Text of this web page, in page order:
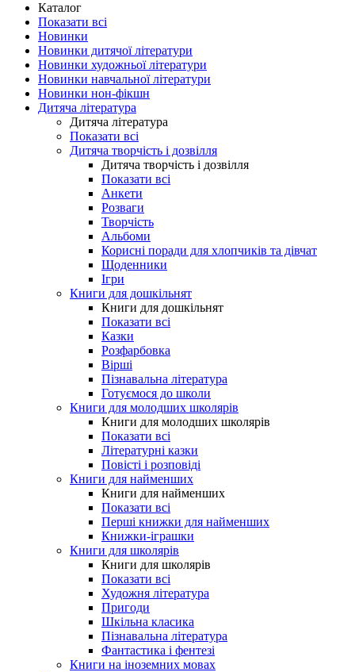
Каталог
Показати всі
Новинки
Новинки дитячої літератури
Новинки художньої літератури
Новинки навчальної літератури
Новинки нон-фікшн
Дитяча література
Дитяча література
Показати всі
Дитяча творчість і дозвілля
Дитяча творчість і дозвілля
Показати всі
Анкети
Розваги
Творчість
Альбоми
Корисні поради для хлопчиків та дівчат
Щоденники
Ігри
Книги для дошкільнят
Книги для дошкільнят
Показати всі
Казки
Розфарбовка
Вірші
Пізнавальна література
Готуємося до школи
Книги для молодших школярів
Книги для молодших школярів
Показати всі
Літературні казки
Повісті і розповіді
Книги для найменших
Книги для найменших
Показати всі
Перші книжки для найменших
Книжки-іграшки
Книги для школярів
Книги для школярів
Показати всі
Художня література
Пригоди
Шкільна класика
Пізнавальна література
Фантастика і фентезі
Книги на іноземних мовах